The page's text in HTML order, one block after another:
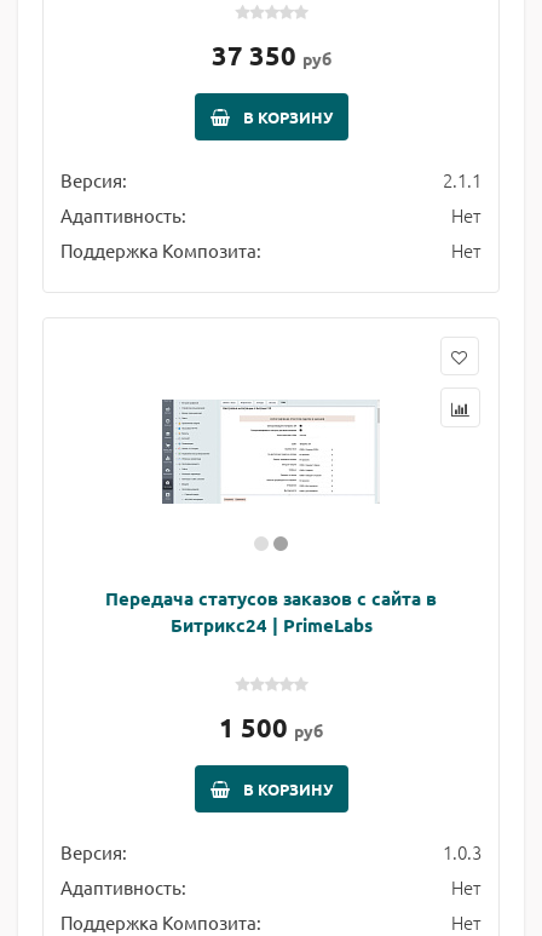
37 350 руб
В КОРЗИНУ
Версия: 2.1.1
Адаптивность: Нет
Поддержка Композита: Нет
Передача статусов заказов с сайта в
Битрикс24 | PrimeLabs
1 500 руб
В КОРЗИНУ
Версия: 1.0.3
Адаптивность: Нет
Поддержка Композита: Нет